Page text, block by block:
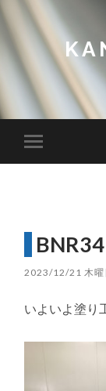
mobile
2023/12/21 木曜
いよいよ塗り